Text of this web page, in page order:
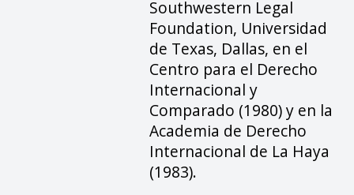
Southwestern Legal
Foundation, Universidad
de Texas, Dallas, en el
Centro para el Derecho
Internacional y
Comparado (1980) y en la
Academia de Derecho
Internacional de La Haya
(1983).